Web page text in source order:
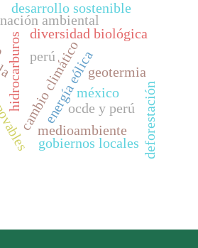
hidrocarburos
ambiental
cambio climático
desarrollo sostenible
medioambiente
energía eólicageotermia
deforestación
ocde y perú
diversidad biológica
méxico
perú
gobiernos locales